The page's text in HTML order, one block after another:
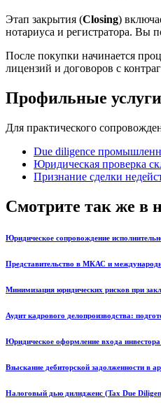
Этап закрытия (Closing)
нотариуса и регистратора. Вы
После покупки начинается
лицензий и договоров с
Профильные
Для практического
Due diligence
Юридическая проверка
Признание сделки
Смотрите так же в
Юридическое сопровождение
Представительство в МКАС и
Минимизация юридических рисков при
Аудит кадрового делопроизводства:
Юридическое оформление входа
Взыскание дебиторской задолженности в
Налоговый дью дилидженс (Tax Due